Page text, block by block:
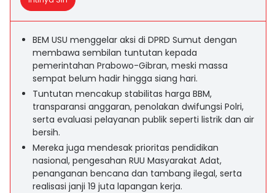
BEM USU menggelar aksi di DPRD Sumut dengan
membawa sembilan tuntutan kepada
pemerintahan Prabowo-Gibran, meski massa
sempat belum hadir hingga siang hari.
Tuntutan mencakup stabilitas harga BBM,
transparansi anggaran, penolakan dwifungsi Polri,
serta evaluasi pelayanan publik seperti listrik dan air
bersih.
Mereka juga mendesak prioritas pendidikan
nasional, pengesahan RUU Masyarakat Adat,
penanganan bencana dan tambang ilegal, serta
realisasi janji 19 juta lapangan kerja.